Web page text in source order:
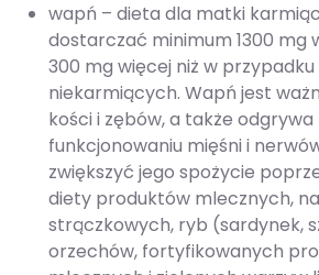
wapń – dieta dla matki
dostarczać minimum 1300 mg
300 mg więcej niż w
niekarmiących. Wapń jest
kości i zębów, a także
funkcjonowaniu mięśni i
zwiększyć jego spożycie
diety produktów mlecznych,
strączkowych, ryb (sardynek,
orzechów, fortyfikowanych